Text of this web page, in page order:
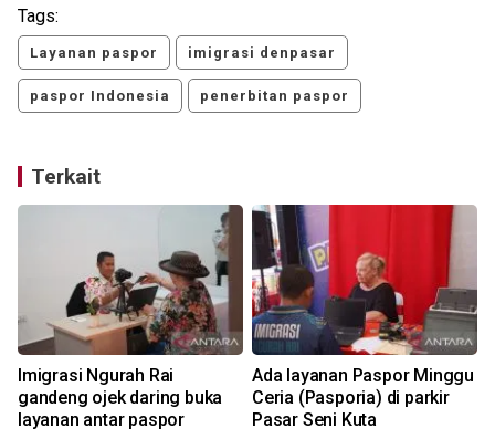
Tags:
Layanan paspor imigrasi denpasar
paspor Indonesia penerbitan paspor
Terkait
Imigrasi Ngurah Rai
gandeng ojek daring buka
layanan antar paspor
Ada layanan Paspor Minggu
Ceria (Pasporia) di parkir
Pasar Seni Kuta